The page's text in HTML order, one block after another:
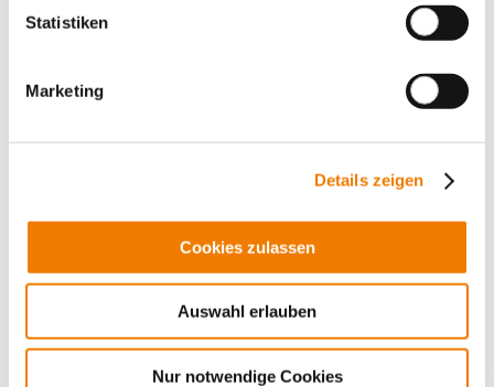
Statistiken
Marketing
Details zeigen
Cookies zulassen
Auswahl erlauben
Nur notwendige Cookies
33202